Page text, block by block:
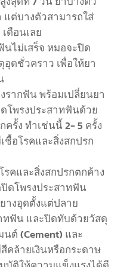
แต่บางตัวสามารถใส่
ดือนเลย
นไม่เสร็จ หมอจะปิด
ดชั่วคราว เพื่อให้ยา
รากฟัน พร้อมเปลี่ยนยา
โพรงประสาทฟันด้วย
รั้ง ทำเช่นนี้ 2- 5 ครั้ง
ชื้อโรคและสิ่งสกปรก
คและสิ่งสกปรกตกค้าง
ดโพรงประสาทฟัน
างอุดตั้งแต่ปลาย
ทฟัน และปิดทับด้วยวัสดุ
ต์ (Cement) และ
คล้ายเงินหรือกระดาษ